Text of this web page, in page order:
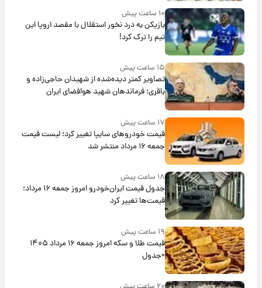
۱۰ ساعت پیش
بازیکن به درد نخور استقلال با مقصد اروپا این
تیم را ترک کرد!
۱۵ ساعت پیش
تصاویر کمتر دیده‌شده از شهیدان حاجی‌زاده و
باقری؛ فرماندهان شهید هوافضای ایران
۱۷ ساعت پیش
قیمت خودروهای سایپا تغییر کرد؛ لیست قیمت
جمعه ۱۶ مرداد منتشر شد
۱۸ ساعت پیش
جدول قیمت ایران‌خودرو امروز جمعه ۱۶ مرداد؛
قیمت‌ها تغییر کرد
۱۹ ساعت پیش
قیمت طلا و سکه امروز جمعه ۱۶ مرداد ۱۴۰۵
+جدول